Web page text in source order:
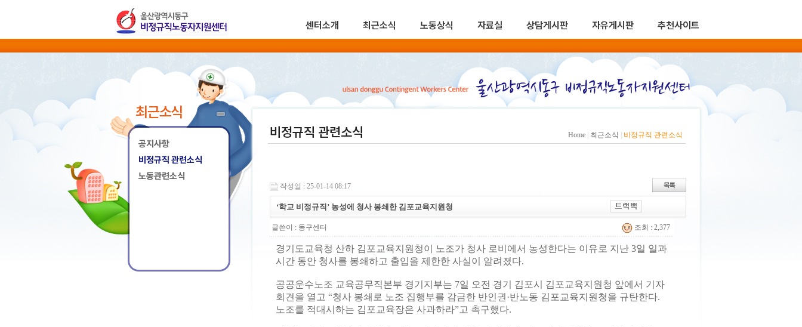
센터소개 최근소식 노동상식 자료실 상담게시판 자유게시판 추천사이트
최근소식
공지사항
비정규직 관련소식
노동관련소식
비정규직 관련소식 Home 최근소식 비정규직 관련소식
작성일 : 25-01-14 08:17
‘학교 비정규직’ 농성에 청사 봉쇄한 김포교육지원청
글쓴이 : 동구센터 조회 : 2,377
경기도교육청 산하 김포교육지원청이 노조가 청사 로비에서 농성한다는 이유로 지난 3일 일과
시간 동안 청사를 봉쇄하고 출입을 제한한 사실이 알려졌다.
공공운수노조 교육공무직본부 경기지부는 7일 오전 경기 김포시 김포교육지원청 앞에서 기자
회견을 열고 “청사 봉쇄로 노조 집행부를 감금한 반인권·반노동 김포교육지원청을 규탄한다.
노조를 적대시하는 김포교육장은 사과하라”고 촉구했다.